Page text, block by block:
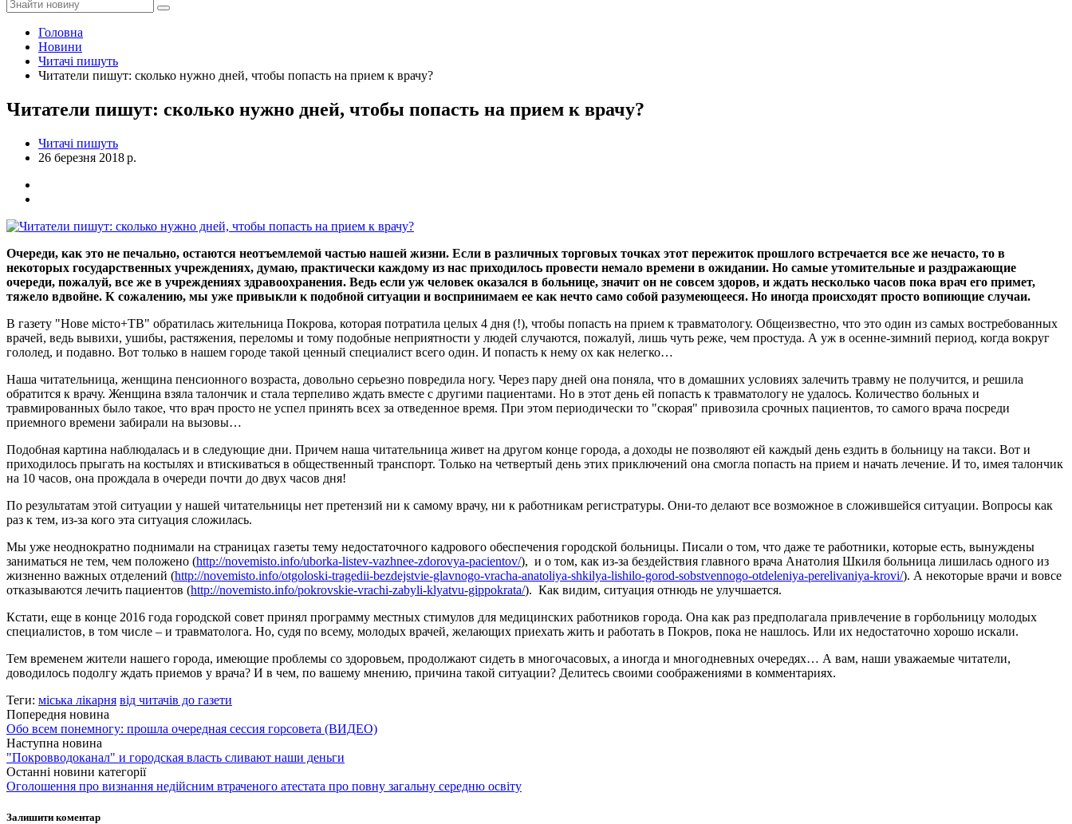
Головна
Новини
Читачі пишуть
Читатели пишут: сколько нужно дней, чтобы попасть на прием к врачу?
Читатели пишут: сколько нужно дней, чтобы попасть на прием к врачу?
Читачі пишуть
26 березня 2018 р.
Очереди, как это не печально, остаются неотъемлемой частью нашей жизни. Если в различных торговых точках этот пережиток прошлого встречается все же нечасто, то в
некоторых государственных учреждениях, думаю, практически каждому из нас приходилось провести немало времени в ожидании. Но самые утомительные и раздражающие
очереди, пожалуй, все же в учреждениях здравоохранения. Ведь если уж человек оказался в больнице, значит он не совсем здоров, и ждать несколько часов пока врач его примет,
тяжело вдвойне. К сожалению, мы уже привыкли к подобной ситуации и воспринимаем ее как нечто само собой разумеющееся. Но иногда происходят просто вопиющие случаи.
В газету "Нове місто+ТВ" обратилась жительница Покрова, которая потратила целых 4 дня (!), чтобы попасть на прием к травматологу. Общеизвестно, что это один из самых востребованных
врачей, ведь вывихи, ушибы, растяжения, переломы и тому подобные неприятности у людей случаются, пожалуй, лишь чуть реже, чем простуда. А уж в осенне-зимний период, когда вокруг
гололед, и подавно. Вот только в нашем городе такой ценный специалист всего один. И попасть к нему ох как нелегко…
Наша читательница, женщина пенсионного возраста, довольно серьезно повредила ногу. Через пару дней она поняла, что в домашних условиях залечить травму не получится, и решила
обратится к врачу. Женщина взяла талончик и стала терпеливо ждать вместе с другими пациентами. Но в этот день ей попасть к травматологу не удалось. Количество больных и
травмированных было такое, что врач просто не успел принять всех за отведенное время. При этом периодически то "скорая" привозила срочных пациентов, то самого врача посреди
приемного времени забирали на вызовы…
Подобная картина наблюдалась и в следующие дни. Причем наша читательница живет на другом конце города, а доходы не позволяют ей каждый день ездить в больницу на такси. Вот и
приходилось прыгать на костылях и втискиваться в общественный транспорт. Только на четвертый день этих приключений она смогла попасть на прием и начать лечение. И то, имея талончик
на 10 часов, она прождала в очереди почти до двух часов дня!
По результатам этой ситуации у нашей читательницы нет претензий ни к самому врачу, ни к работникам регистратуры. Они-то делают все возможное в сложившейся ситуации. Вопросы как
раз к тем, из-за кого эта ситуация сложилась.
Мы уже неоднократно поднимали на страницах газеты тему недостаточного кадрового обеспечения городской больницы. Писали о том, что даже те работники, которые есть, вынуждены
заниматься не тем, чем положено (http://novemisto.info/uborka-listev-vazhnee-zdorovya-pacientov/), и о том, как из-за бездействия главного врача Анатолия Шкиля больница лишилась одного из
жизненно важных отделений (http://novemisto.info/otgoloski-tragedii-bezdejstvie-glavnogo-vracha-anatoliya-shkilya-lishilo-gorod-sobstvennogo-otdeleniya-perelivaniya-krovi/). А некоторые врачи и вовсе
отказываются лечить пациентов (http://novemisto.info/pokrovskie-vrachi-zabyli-klyatvu-gippokrata/). Как видим, ситуация отнюдь не улучшается.
Кстати, еще в конце 2016 года городской совет принял программу местных стимулов для медицинских работников города. Она как раз предполагала привлечение в горбольницу молодых
специалистов, в том числе – и травматолога. Но, судя по всему, молодых врачей, желающих приехать жить и работать в Покров, пока не нашлось. Или их недостаточно хорошо искали.
Тем временем жители нашего города, имеющие проблемы со здоровьем, продолжают сидеть в многочасовых, а иногда и многодневных очередях… А вам, наши уважаемые читатели,
доводилось подолгу ждать приемов у врача? И в чем, по вашему мнению, причина такой ситуации? Делитесь своими соображениями в комментариях.
Теги: міська лікарня від читачів до газети
Попередня новина
Обо всем понемногу: прошла очередная сессия горсовета (ВИДЕО)
Наступна новина
"Покровводоканал" и городская власть сливают наши деньги
Останні новини категорії
Оголошення про визнання недійсним втраченого атестата про повну загальну середню освіту
Залишити коментар